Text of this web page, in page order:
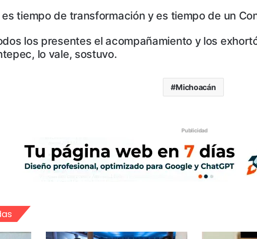
tiempo de transformación y es tiempo de un
los presentes el acompañamiento y los
lo vale, sostuvo.
Michoacán
Publicidad